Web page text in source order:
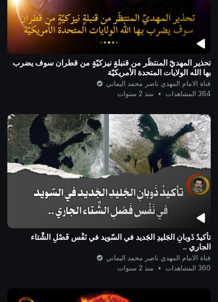
تحذير المهديّ المنتظَر من قنبلةٍ نيزكيّةٍ من قطران سوف يضرب
بها الله الولايات المتحدة الأمريكيّة
قناة الامام المهدي ناصر محمد اليماني
364 المشاهدات
• منذ 2 سنوات
تأكيدُ ذَوبانِ الجَليدِ الجَديد في السّويد في نَفْس فَصْلِ الشِّتاء
الجاري ..
قناة الامام المهدي ناصر محمد اليماني
360 المشاهدات
• منذ 2 سنوات